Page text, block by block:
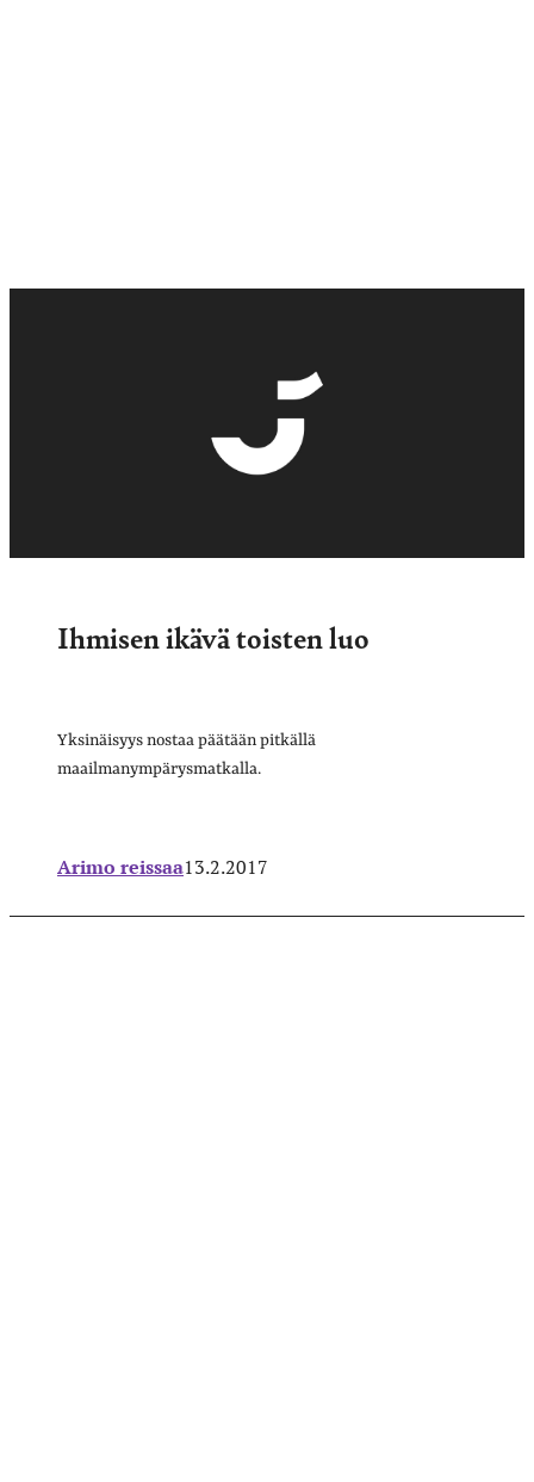
Ihmisen ikävä toisten luo
Yksinäisyys nostaa päätään pitkällä
maailmanympärysmatkalla.
Arimo reissaa13.2.2017